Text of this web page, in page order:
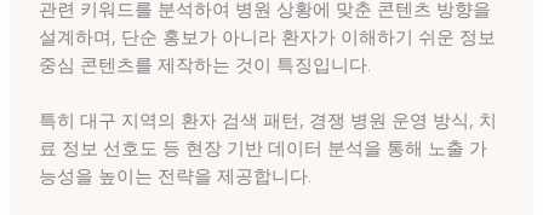
관련 키워드를 분석하여 병원 상황에 맞춘 콘텐츠 방향을
설계하며, 단순 홍보가 아니라 환자가 이해하기 쉬운 정보
중심 콘텐츠를 제작하는 것이 특징입니다.
특히 대구 지역의 환자 검색 패턴, 경쟁 병원 운영 방식, 치
료 정보 선호도 등 현장 기반 데이터 분석을 통해 노출 가
능성을 높이는 전략을 제공합니다.